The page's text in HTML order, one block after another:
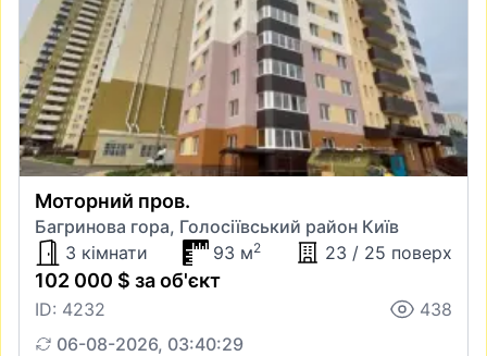
Моторний пров.
Багринова гора, Голосіївський район Київ
3 кімнати
93 м2 23 / 25 поверх
102 000 $ за об'єкт
ID: 4232
438
06-08-2026, 03:40:29